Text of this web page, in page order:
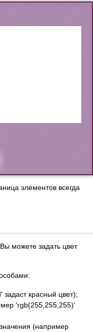
элементов всегда
можете задать цвет
красный цвет);
'rgb(255,255,255)'
(например